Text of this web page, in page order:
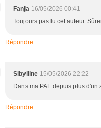
Fanja 16/05/2026 00:41
Toujours pas lu cet auteur.
Répondre
Sibylline 15/05/2026 22:22
Dans ma PAL depuis plus d'un
Répondre